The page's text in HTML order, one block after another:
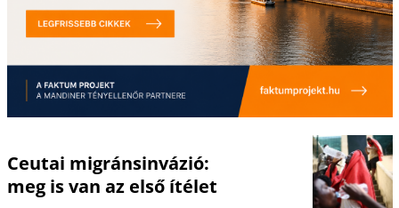
Ceutai migránsinvázió:
meg is van az első ítélet